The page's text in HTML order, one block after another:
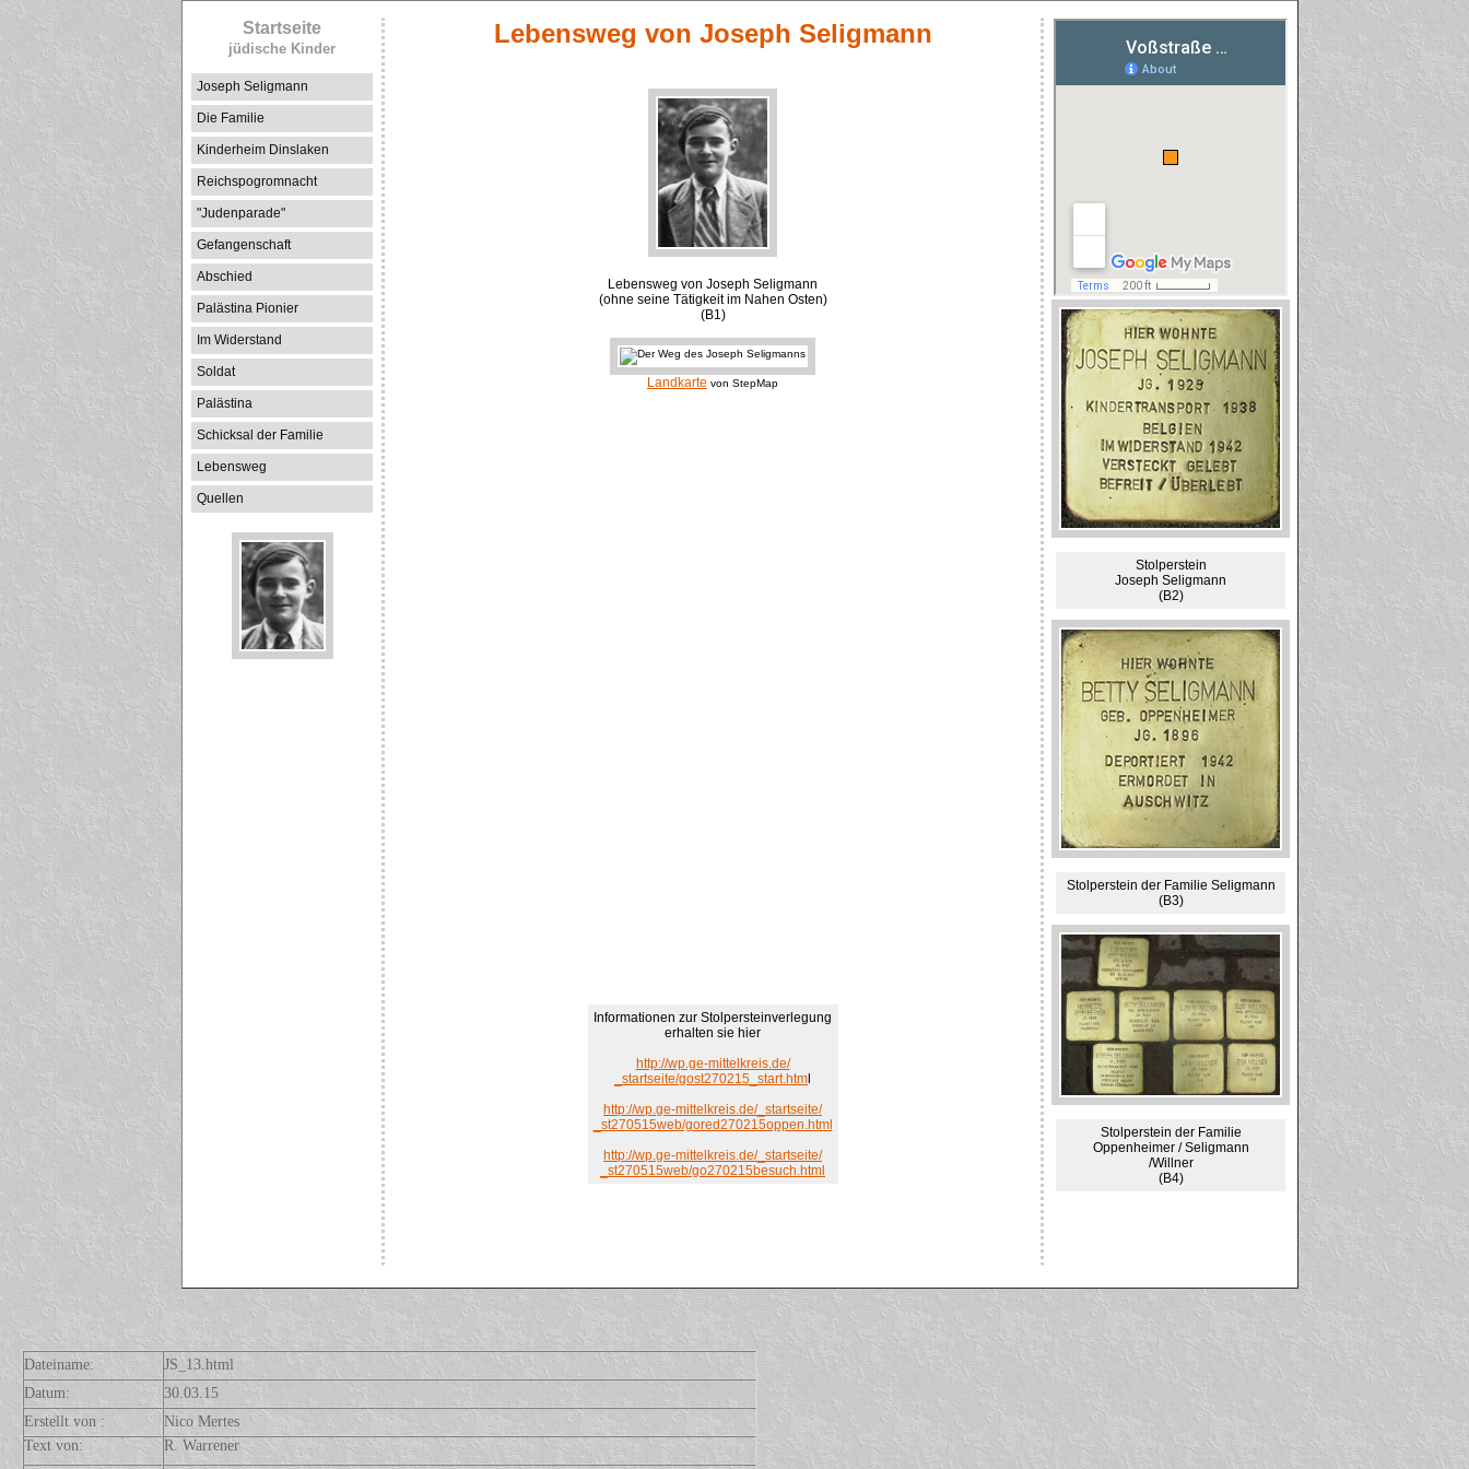
Startseite
jüdische Kinder
Joseph Seligmann
Die Familie
Kinderheim Dinslaken
Reichspogromnacht
"Judenparade"
Gefangenschaft
Abschied
Palästina Pionier
Im Widerstand
Soldat
Palästina
Schicksal der Familie
Lebensweg
Quellen
Lebensweg von Joseph Seligmann
Lebensweg von Joseph Seligmann
(ohne seine Tätigkeit im Nahen Osten)
(B1)
Landkarte von StepMap
Informationen zur Stolpersteinverlegung
erhalten sie hier
http://wp.ge-mittelkreis.de/
_startseite/gost270215_start.htm
http://wp.ge-mittelkreis.de/_startseite/
_st270515web/gored270215oppen.html
http://wp.ge-mittelkreis.de/_startseite/
_st270515web/go270215besuch.html
Stolperstein
Joseph Seligmann
(B2)
Stolperstein der Familie Seligmann
(B3)
Stolperstein der Familie
Oppenheimer / Seligmann
/Willner
(B4)
Dateiname:
JS_13.html
Datum:
30.03.15
Erstellt von :
Nico Mertes
Text von:
R. Warrener